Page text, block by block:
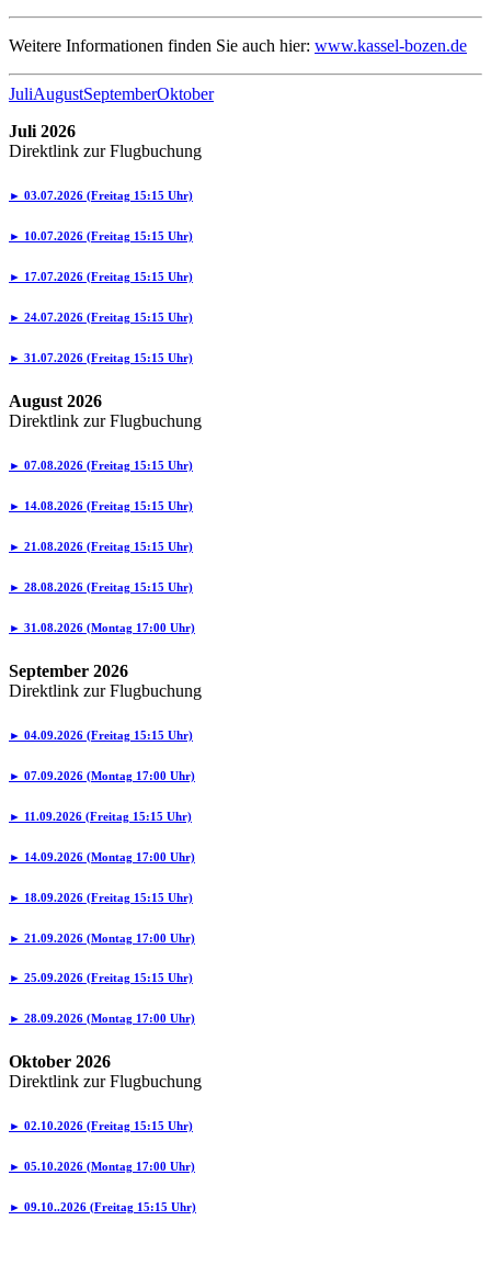
Weitere Informationen finden Sie auch hier: www.kassel-bozen.de
JuliAugustSeptemberOktober
Juli 2026
Direktlink zur Flugbuchung
► 03.07.2026 (Freitag 15:15 Uhr)
► 10.07.2026 (Freitag 15:15 Uhr)
► 17.07.2026 (Freitag 15:15 Uhr)
► 24.07.2026 (Freitag 15:15 Uhr)
► 31.07.2026 (Freitag 15:15 Uhr)
August 2026
Direktlink zur Flugbuchung
► 07.08.2026 (Freitag 15:15 Uhr)
► 14.08.2026 (Freitag 15:15 Uhr)
► 21.08.2026 (Freitag 15:15 Uhr)
► 28.08.2026 (Freitag 15:15 Uhr)
► 31.08.2026 (Montag 17:00 Uhr)
September 2026
Direktlink zur Flugbuchung
► 04.09.2026 (Freitag 15:15 Uhr)
► 07.09.2026 (Montag 17:00 Uhr)
► 11.09.2026 (Freitag 15:15 Uhr)
► 14.09.2026 (Montag 17:00 Uhr)
► 18.09.2026 (Freitag 15:15 Uhr)
► 21.09.2026 (Montag 17:00 Uhr)
► 25.09.2026 (Freitag 15:15 Uhr)
► 28.09.2026 (Montag 17:00 Uhr)
Oktober 2026
Direktlink zur Flugbuchung
► 02.10.2026 (Freitag 15:15 Uhr)
► 05.10.2026 (Montag 17:00 Uhr)
► 09.10..2026 (Freitag 15:15 Uhr)